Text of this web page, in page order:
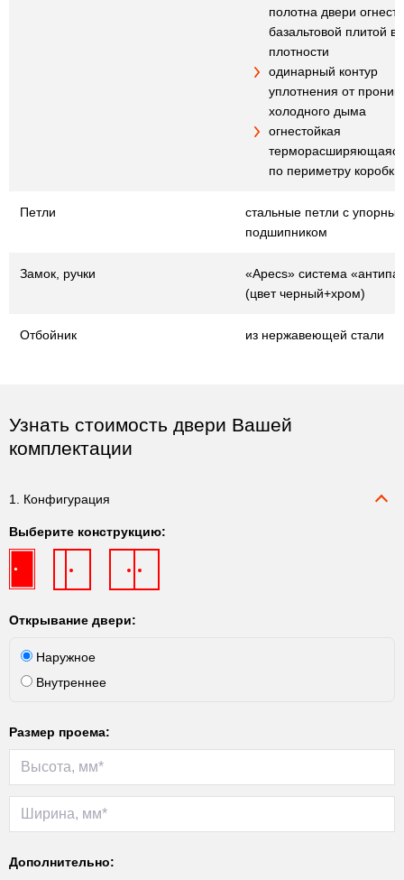
полотна двери
базальтовой плитой
плотности
одинарный контур
уплотнения от
холодного дыма
огнестойкая
по периметру коробки
Петли
стальные петли с
подшипником
Замок, ручки
«Apecs» система
(цвет черный+хром)
Отбойник из нержавеющей стали
Узнать стоимость двери Вашей
комплектации
1. Конфигурация
Выберите конструкцию:
Открывание двери:
Наружное
Внутреннее
Размер проема:
Дополнительно: